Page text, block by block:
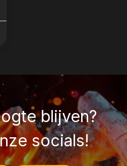
blijven?
socials!